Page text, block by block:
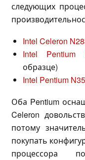
следующих
Intel Celeron
Intel Pentium
образце)
Intel Pentium
Оба Pentium
Celeron
потому
покупать
процессора